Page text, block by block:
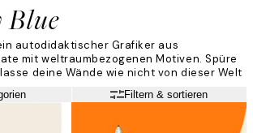
Blue
autodidaktischer Grafiker aus
mit weltraumbezogenen Motiven. Spüre
deine Wände wie nicht von dieser Welt
Filtern & sortieren